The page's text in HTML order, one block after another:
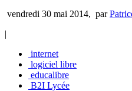
vendredi 30 mai 2014, par
|
internet
logiciel libre
educalibre
B2I Lycée